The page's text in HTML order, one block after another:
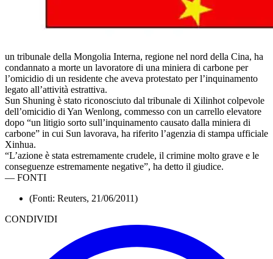
un tribunale della Mongolia Interna, regione nel nord della Cina, ha
condannato a morte un lavoratore di una miniera di carbone per
l’omicidio di un residente che aveva protestato per l’inquinamento
legato all’attività estrattiva.
Sun Shuning è stato riconosciuto dal tribunale di Xilinhot colpevole
dell’omicidio di Yan Wenlong, commesso con un carrello elevatore
dopo “un litigio sorto sull’inquinamento causato dalla miniera di
carbone” in cui Sun lavorava, ha riferito l’agenzia di stampa ufficiale
Xinhua.
“L’azione è stata estremamente crudele, il crimine molto grave e le
conseguenze estremamente negative”, ha detto il giudice.
— FONTI
(Fonti: Reuters, 21/06/2011)
CONDIVIDI